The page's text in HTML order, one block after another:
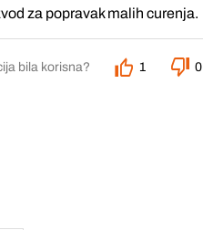
za popravak malih curenja.
bila korisna? 1 0